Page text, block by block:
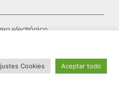
Cookies Aceptar todo